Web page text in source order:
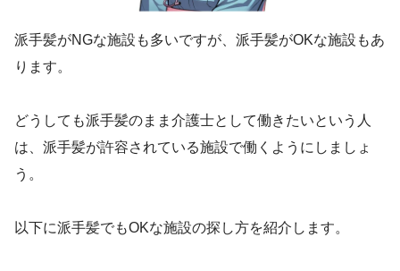
派手髪がNGな施設も多いですが、派手髪がOKな施設もあ
ります。
どうしても派手髪のまま介護士として働きたいという人
は、派手髪が許容されている施設で働くようにしましょ
う。
以下に派手髪でもOKな施設の探し方を紹介します。